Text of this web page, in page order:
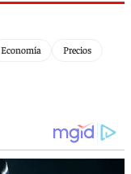
Economía Precios